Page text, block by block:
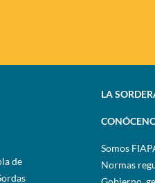
de
LA
Somos
Normas